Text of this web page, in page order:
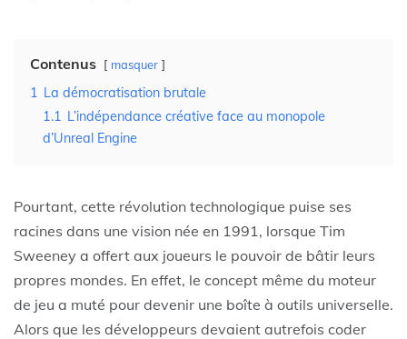
Contenus masquer
1 La démocratisation brutale
1.1 L’indépendance créative face au monopole
d’Unreal Engine
Pourtant, cette révolution technologique puise ses
racines dans une vision née en 1991, lorsque Tim
Sweeney a offert aux joueurs le pouvoir de bâtir leurs
propres mondes. En effet, le concept même du moteur
de jeu a muté pour devenir une boîte à outils universelle.
Alors que les développeurs devaient autrefois coder